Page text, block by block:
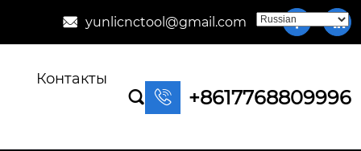
 yunlicnctool@gmail.com  
Контакты
  +8617768809996